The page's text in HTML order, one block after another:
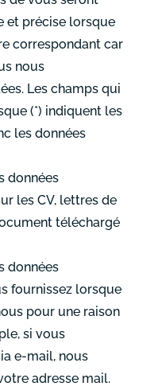
et précise lorsque
correspondant car
nous
Les champs qui
(*) indiquent les
les données
données
les CV, lettres de
téléchargé
données
fournissez lorsque
pour une raison
si vous
e-mail, nous
adresse mail.